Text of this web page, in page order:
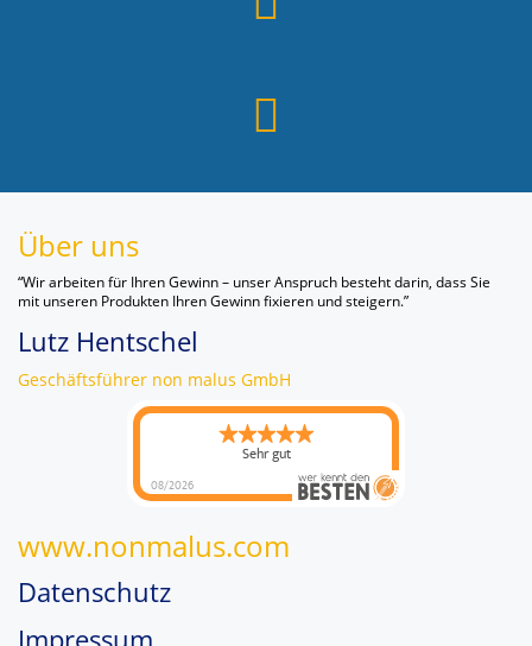
Über uns
“Wir arbeiten für Ihren Gewinn – unser Anspruch besteht darin, dass Sie
mit unseren Produkten Ihren Gewinn fixieren und steigern.”
Lutz Hentschel
Geschäftsführer non malus GmbH
Sehr gut
08/2026
www.nonmalus.com
Datenschutz